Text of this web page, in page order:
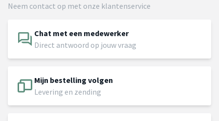
Neem contact op met onze klantenservice
Chat met een medewerker
Direct antwoord op jouw vraag
Mijn bestelling volgen
Levering en zending